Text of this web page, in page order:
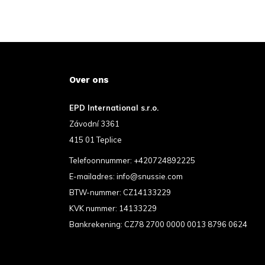
Over ons
EPD International s.r.o.
Závodní 3361
415 01 Teplice
Telefoonnummer: +420724892225
E-mailadres: info@snussie.com
BTW-nummer: CZ14133229
KVK nummer: 14133229
Bankrekening: CZ78 2700 0000 0013 8796 0624